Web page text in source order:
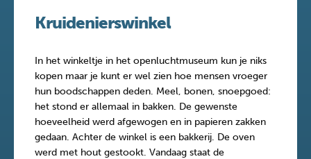
Kruidenierswinkel
In het winkeltje in het openluchtmuseum kun je niks
kopen maar je kunt er wel zien hoe mensen vroeger
hun boodschappen deden. Meel, bonen, snoepgoed:
het stond er allemaal in bakken. De gewenste
hoeveelheid werd afgewogen en in papieren zakken
gedaan. Achter de winkel is een bakkerij. De oven
werd met hout gestookt. Vandaag staat de